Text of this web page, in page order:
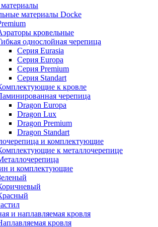
материалы Docke
кровельные
однослойная черепица
Серия Eurasia
Серия Europa
Серия Premium
Серия Standart
к кровле
черепица
Dragon Europa
Dragon Lux
Dragon Premium
Dragon Standart
и комплектующие
к металлочерепице
и комплектующие
и наплавляемая кровля
кровля